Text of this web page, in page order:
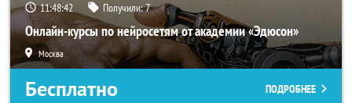
11:48:42 Получили:7
Онлайн-курсы по нейросетям от академии «Эдюсон»
Москва
Бесплатно ПОДРОБНЕЕ